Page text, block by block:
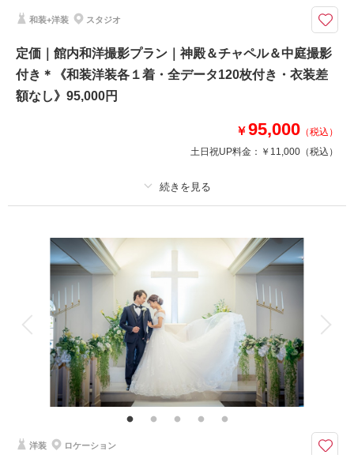
ホテル内で神殿撮影が叶う！天候に左右されなくて安心◎天候や気候に左右
されない館内撮影と、ホテル中庭で木々を背景に屋外ロケも可能
●新郎和装１着、新婦和装２着
●ご新婦様は白無垢・色打掛・黒引振袖より２点
●撮影場所：ホテル館内（神殿・中庭付）
●データ120カット
撮影日の空き
和装+洋装 スタジオ
定価｜館内和洋撮影プラン｜神殿＆チャペル＆中庭撮影
付き＊《和装洋装各１着・全データ120枚付き・衣装差
額なし》95,000円
￥95,000 （税込）
土日祝UP料金： ￥11,000 （税込）
撮影料 新郎衣装2着
着付け 小物一式
アルバム データ 120 カット 台紙付写真
衣装追加 挙式
家族と撮影 家族用衣装レンタル ペットと撮影
ご新婦様の和装のヘアスタイルは洋髪orかつら綿帽子orかつら角隠し（新婦
衣裳は差額なしで選べます）
暑い夏や、寒い冬、天候や気候に左右されずゆったり館内撮影ホテル内で神
殿やチャペル撮影が叶う！天候に左右されなくて安心◎
洋装 ロケーション